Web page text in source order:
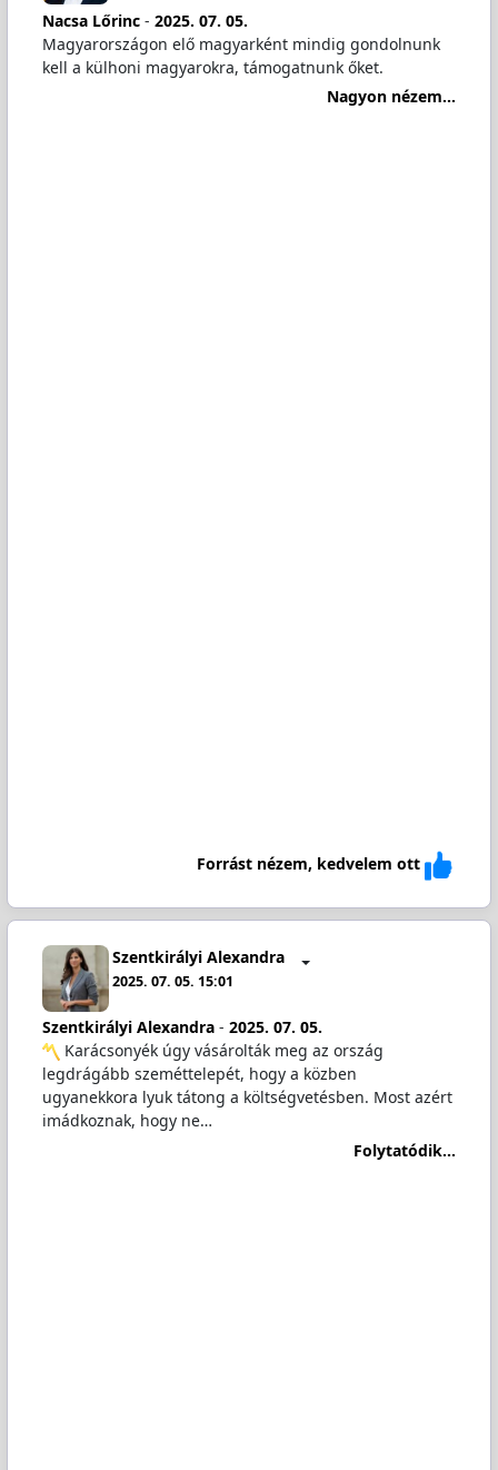
Nacsa Lőrinc- 2025. 07. 05.
Magyarországon elő magyarként mindig gondolnunk
kell a külhoni magyarokra, támogatnunk őket.
Nagyon nézem...
Forrást nézem, kedvelem ott
Szentkirályi Alexandra
2025. 07. 05. 15:01
Szentkirályi Alexandra- 2025. 07. 05.
️ Karácsonyék úgy vásárolták meg az ország
legdrágább szeméttelepét, hogy a közben
ugyanekkora lyuk tátong a költségvetésben. Most azért
imádkoznak, hogy ne…
Folytatódik...